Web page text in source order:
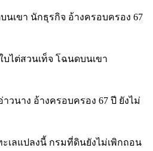
นเขา นักธุรกิจ อ้างครอบครอง 67
ไต่สวนเท็จ โฉนดบนเขา
วนาง อ้างครอบครอง 67 ปี ยังไม่
เลแปลงนี้ กรมที่ดินยังไม่เพิกถอน